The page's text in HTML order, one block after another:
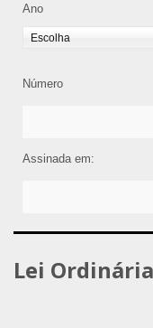
Ano
Número
Assinada em:
Lei